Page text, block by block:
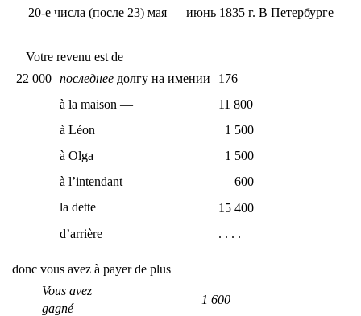
20-е числа (после 23) мая — июнь 1835 г. В Петербурге
Votre revenu est de
22 000 последнее долгу на имении
176
à la maison —
11 800
à Léon
1 500
à Olga
1 500
à l’intendant
600
la dette
15 400
d’arrière
. . . .
donc vous avez à payer de plus
Vous avez
gagné
1 600